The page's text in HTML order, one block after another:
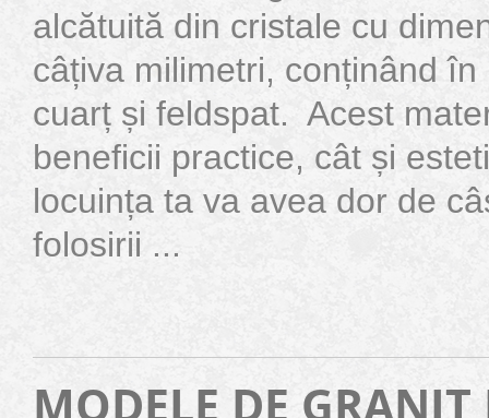
alcătuită din cristale cu
câțiva milimetri, conținând în
cuarț și feldspat. Acest
beneficii practice, cât și
locuința ta va avea dor de
folosirii ...
MODELE DE GRANIT